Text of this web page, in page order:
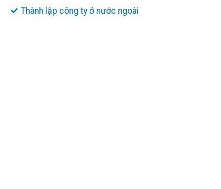
Thành lập công ty ở nước ngoài